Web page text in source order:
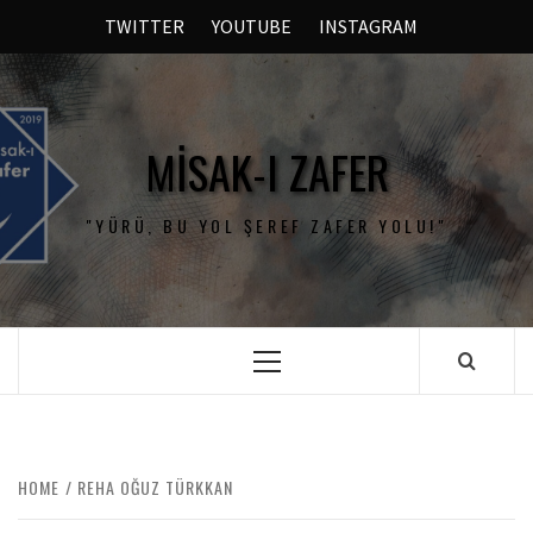
TWITTER YOUTUBE INSTAGRAM
MISAK-I ZAFER
"YÜRÜ, BU YOL ŞEREF ZAFER YOLU!"
HOME REHA OĞUZ TÜRKKAN